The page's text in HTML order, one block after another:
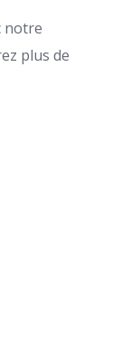
notre
plus de